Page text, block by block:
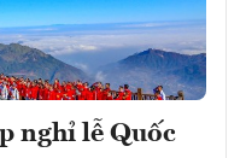
nghỉ lễ Quốc